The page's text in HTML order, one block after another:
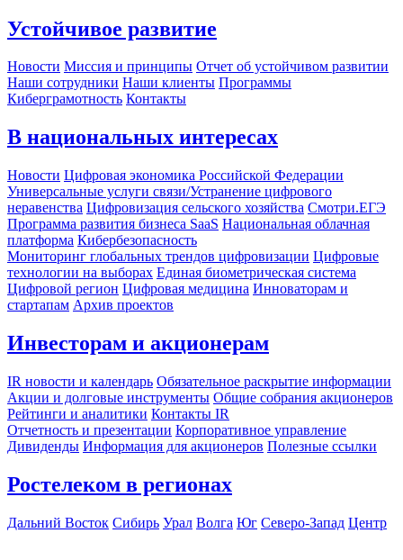
Устойчивое развитие
Новости Миссия и принципы Отчет об устойчивом развитии
Наши сотрудники Наши клиенты Программы
Киберграмотность Контакты
В национальных интересах
Новости Цифровая экономика Российской Федерации
Универсальные услуги связи/Устранение цифрового
неравенства Цифровизация сельского хозяйства Смотри.ЕГЭ
Программа развития бизнеса SaaS Национальная облачная
платформа Кибербезопасность
Мониторинг глобальных трендов цифровизации Цифровые
технологии на выборах Единая биометрическая система
Цифровой регион Цифровая медицина Инноваторам и
стартапам Архив проектов
Инвесторам и акционерам
IR новости и календарь Обязательное раскрытие информации
Акции и долговые инструменты Общие собрания акционеров
Рейтинги и аналитики Контакты IR
Отчетность и презентации Корпоративное управление
Дивиденды Информация для акционеров Полезные ссылки
Ростелеком в регионах
Дальний Восток Сибирь Урал Волга Юг Северо-Запад Центр